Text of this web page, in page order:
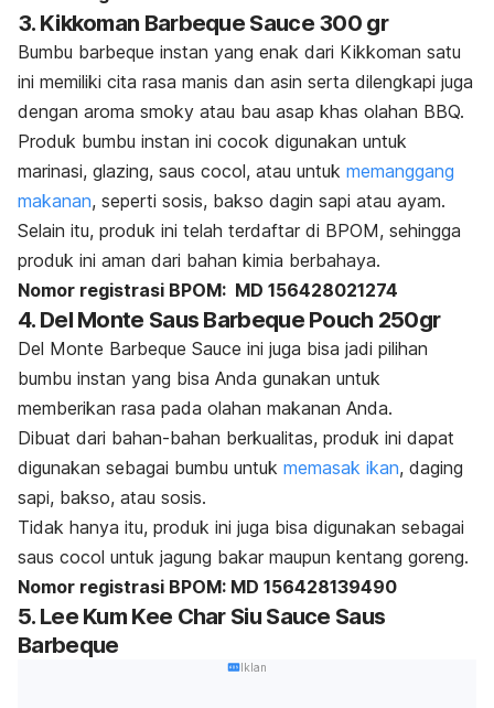
3. Kikkoman Barbeque Sauce 300 gr
Bumbu barbeque instan yang enak dari Kikkoman satu
ini memiliki cita rasa manis dan asin serta dilengkapi juga
dengan aroma smoky atau bau asap khas olahan BBQ.
Produk bumbu instan ini cocok digunakan untuk
marinasi, glazing, saus cocol, atau untuk memanggang
makanan, seperti sosis, bakso dagin sapi atau ayam.
Selain itu, produk ini telah terdaftar di BPOM, sehingga
produk ini aman dari bahan kimia berbahaya.
Nomor registrasi BPOM: MD 156428021274
4. Del Monte Saus Barbeque Pouch 250gr
Del Monte Barbeque Sauce ini juga bisa jadi pilihan
bumbu instan yang bisa Anda gunakan untuk
memberikan rasa pada olahan makanan Anda.
Dibuat dari bahan-bahan berkualitas, produk ini dapat
digunakan sebagai bumbu untuk memasak ikan, daging
sapi, bakso, atau sosis.
Tidak hanya itu, produk ini juga bisa digunakan sebagai
saus cocol untuk jagung bakar maupun kentang goreng.
Nomor registrasi BPOM: MD 156428139490
5. Lee Kum Kee Char Siu Sauce Saus
Barbeque
Iklan